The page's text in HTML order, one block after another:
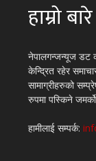
हाम्रो बारे
नेपालगन्जन्यूज डट
केन्द्रित रहेर
सामाग्रीहरुको
रुपमा पस्किने
हामीलाई सम्पर्क: